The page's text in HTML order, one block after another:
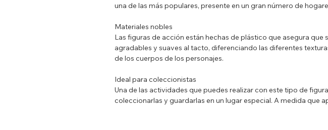
una de las más populares, presente en un gran número de
Materiales nobles
Las figuras de acción están hechas de plástico que asegura que
agradables y suaves al tacto, diferenciando las diferentes
de los cuerpos de los personajes.
Ideal para coleccionistas
Una de las actividades que puedes realizar con este tipo de
coleccionarlas y guardarlas en un lugar especial. A medida que